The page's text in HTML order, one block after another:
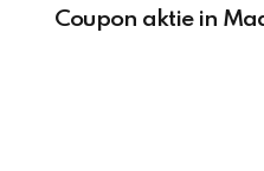
Coupon aktie in